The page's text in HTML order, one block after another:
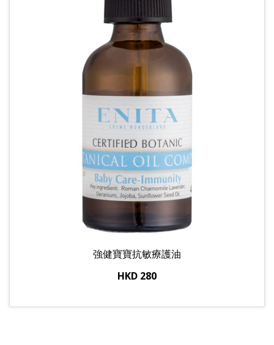
強健寶寶抗敏療護油
HKD 280